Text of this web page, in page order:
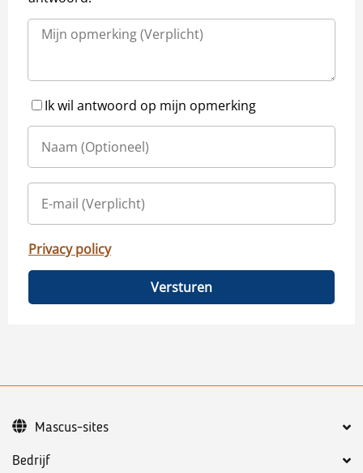
Ik wil antwoord op mijn opmerking
Privacy policy
Versturen
Bedrijf
Mascus-sites